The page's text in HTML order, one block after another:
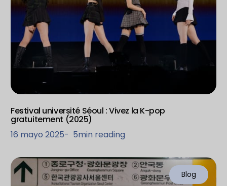
Festival université Séoul : Vivez la K-pop
gratuitement (2025)
16 mayo 2025- 5min reading
Blog